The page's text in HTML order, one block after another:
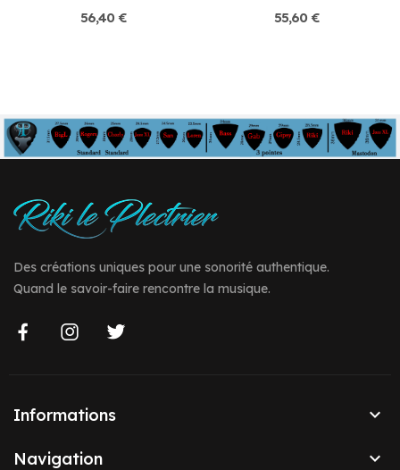
56,40 € 55,60 €
Des créations uniques pour une sonorité authentique.
Quand le savoir-faire rencontre la musique.
Informations 
Navigation 